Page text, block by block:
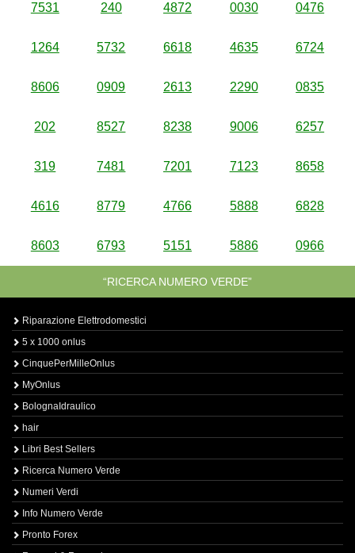
7531 240 4872 0030 0476
1264 5732 6618 4635 6724
8606 0909 2613 2290 0835
202 8527 8238 9006 6257
319 7481 7201 7123 8658
4616 8779 4766 5888 6828
8603 6793 5151 5886 0966
“RICERCA NUMERO VERDE”
Riparazione Elettrodomestici
5 x 1000 onlus
CinquePerMilleOnlus
MyOnlus
BolognaIdraulico
hair
Libri Best Sellers
Ricerca Numero Verde
Numeri Verdi
Info Numero Verde
Pronto Forex